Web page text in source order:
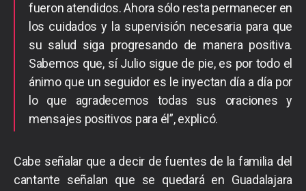
fueron atendidos. Ahora sólo resta permanecer en
los cuidados y la supervisión necesaria para que
su salud siga progresando de manera positiva.
Sabemos que, sí Julio sigue de pie, es por todo el
ánimo que un seguidor es le inyectan día a día por
lo que agradecemos todas sus oraciones y
mensajes positivos para él”, explicó.
Cabe señalar que a decir de fuentes de la familia del
cantante señalan que se quedará en Guadalajara